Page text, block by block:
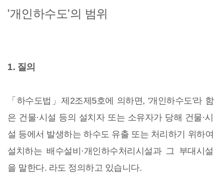
'개인하수도'의 범위
1. 질의
「하수도법」제2조제5호에 의하면, '개인하수도'라 함
은 건물·시설 등의 설치자 또는 소유자가 당해 건물·시
설 등에서 발생하는 하수도 유출 또는 처리하기 위하여
설치하는 배수설비·개인하수처리시설과 그 부대시설
을 말한다. 라도 정의하고 있습니다.